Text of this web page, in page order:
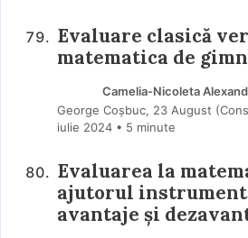
Evaluare clasică
matematica de
Camelia-Nicoleta
George Coșbuc, 23 August
iulie 2024 • 5 minute
Evaluarea la
ajutorul
avantaje și